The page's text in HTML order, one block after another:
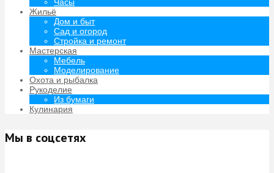
Жильё
Дом и быт
Сад и огород
Стройка и ремонт
Мастерская
Мебель
Моделирование
Охота и рыбалка
Рукоделие
Из бумаги
Кулинария
Мы в соцсетях